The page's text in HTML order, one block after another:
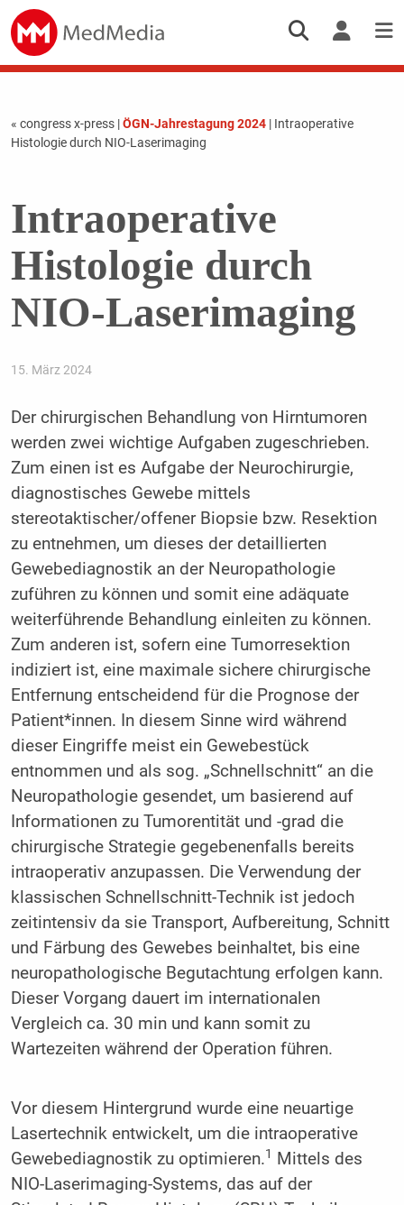
« congress x-press |ÖGN-Jahrestagung 2024| Intraoperative
Histologie durch NIO-Laserimaging
Intraoperative
Histologie durch
NIO-Laserimaging
15. März 2024
Der chirurgischen Behandlung von Hirntumoren
werden zwei wichtige Aufgaben zugeschrieben.
Zum einen ist es Aufgabe der Neurochirurgie,
diagnostisches Gewebe mittels
stereotaktischer/offener Biopsie bzw. Resektion
zu entnehmen, um dieses der detaillierten
Gewebediagnostik an der Neuropathologie
zuführen zu können und somit eine adäquate
weiterführende Behandlung einleiten zu können.
Zum anderen ist, sofern eine Tumorresektion
indiziert ist, eine maximale sichere chirurgische
Entfernung entscheidend für die Prognose der
Patient*innen. In diesem Sinne wird während
dieser Eingriffe meist ein Gewebestück
entnommen und als sog. „Schnellschnitt“ an die
Neuropathologie gesendet, um basierend auf
Informationen zu Tumorentität und -grad die
chirurgische Strategie gegebenenfalls bereits
intraoperativ anzupassen. Die Verwendung der
klassischen Schnellschnitt-Technik ist jedoch
zeitintensiv da sie Transport, Aufbereitung, Schnitt
und Färbung des Gewebes beinhaltet, bis eine
neuropathologische Begutachtung erfolgen kann.
Dieser Vorgang dauert im internationalen
Vergleich ca. 30 min und kann somit zu
Wartezeiten während der Operation führen.
Vor diesem Hintergrund wurde eine neuartige
Lasertechnik entwickelt, um die intraoperative
Gewebediagnostik zu optimieren.1
Mittels des
NIO-Laserimaging-Systems, das auf der